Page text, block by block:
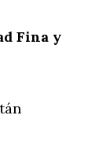
Fina y